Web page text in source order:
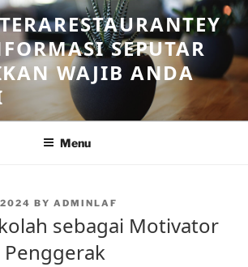
SEPUTAR
WAJIB ANDA
Menu
BY ADMINLAF
sebagai Motivator